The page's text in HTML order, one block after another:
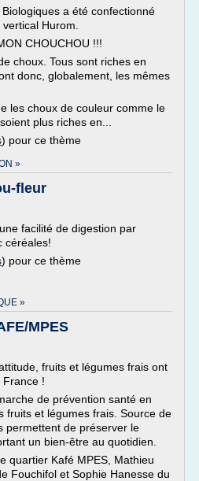
a été confectionné
Hurom.
CHOUCHOU !!!
choux. Tous sont riches en
donc, globalement, les mêmes
les choux de couleur comme le
plus riches en...
) pour ce thème
»
fleur
facilité de digestion par
céréales!
) pour ce thème
»
MPES
fruits et légumes frais ont
France !
de prévention santé en
fruits et légumes frais. Source de
permettent de préserver le
un bien-être au quotidien.
quartier Kafé MPES, Mathieu
Fouchifol et Sophie Hanesse du